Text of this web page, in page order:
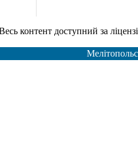
за ліцензією Creative